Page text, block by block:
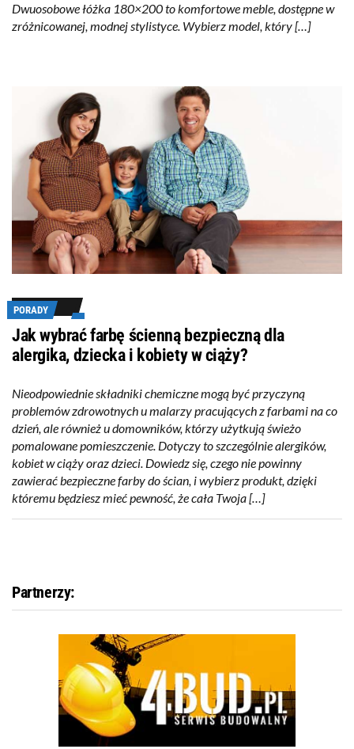
Dwuosobowe łóżka 180×200 to komfortowe meble, dostępne w
zróżnicowanej, modnej stylistyce. Wybierz model, który […]
PORADY
Jak wybrać farbę ścienną bezpieczną dla
alergika, dziecka i kobiety w ciąży?
Nieodpowiednie składniki chemiczne mogą być przyczyną
problemów zdrowotnych u malarzy pracujących z farbami na co
dzień, ale również u domowników, którzy użytkują świeżo
pomalowane pomieszczenie. Dotyczy to szczególnie alergików,
kobiet w ciąży oraz dzieci. Dowiedz się, czego nie powinny
zawierać bezpieczne farby do ścian, i wybierz produkt, dzięki
któremu będziesz mieć pewność, że cała Twoja […]
Partnerzy: